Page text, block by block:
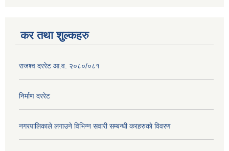
कर तथा शुल्कहरु
राजश्व दररेट आ.व. २०८०/०८१
निर्माण दररेट
नगरपालिकाले लगाउने विभिन्न सवारी सम्बन्धी करहरुकाे विवरण